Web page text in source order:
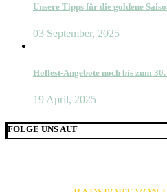
Unsere Tipps für die goldene
03 September, 2025
Hoffest-Angebote noch bis zum
19 April, 2025
FOLGE UNS AUF